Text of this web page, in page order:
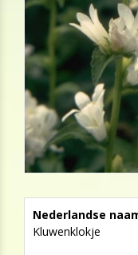
Nederlandse
Kluwenklokje